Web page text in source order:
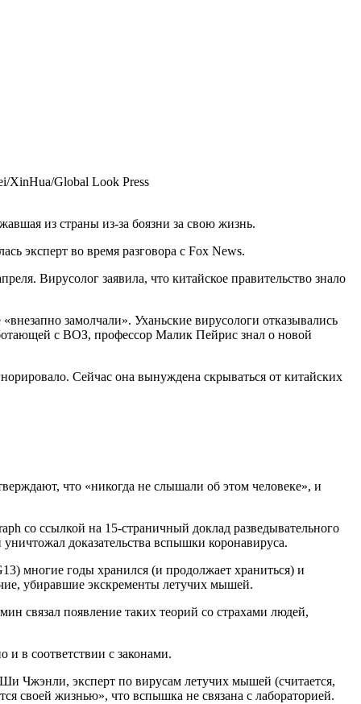
XinHua/Global Look Press
из страны из-за боязни за свою жизнь.
эксперт во время разговора с Fox News.
Вирусолог заявила, что китайское правительство знало
замолчали». Уханьские вирусологи отказывались
с ВОЗ, профессор Малик Пейрис знал о новой
Сейчас она вынуждена скрываться от китайских
что «никогда не слышали об этом человеке», и
со ссылкой на 15-страничный доклад разведывательного
доказательства вспышки коронавируса.
многие годы хранился (и продолжает храниться) и
убиравшие экскременты летучих мышей.
связал появление таких теорий со страхами людей,
и в соответствии с законами.
Чжэнли, эксперт по вирусам летучих мышей (считается,
своей жизнью», что вспышка не связана с лабораторией.